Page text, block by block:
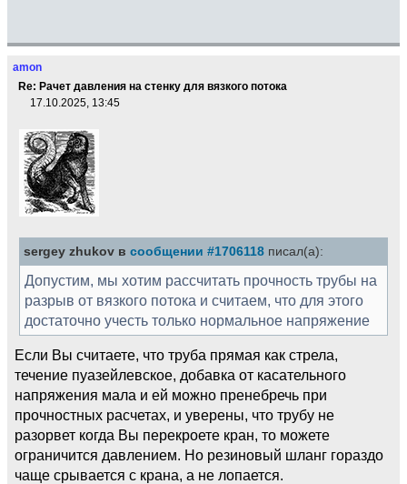
amon
Re: Рачет давления на стенку для вязкого потока
17.10.2025, 13:45
sergey zhukov в сообщении #1706118 писал(а):
Допустим, мы хотим рассчитать прочность трубы на
разрыв от вязкого потока и считаем, что для этого
достаточно учесть только нормальное напряжение
Если Вы считаете, что труба прямая как стрела,
течение пуазейлевское, добавка от касательного
напряжения мала и ей можно пренебречь при
прочностных расчетах, и уверены, что трубу не
разорвет когда Вы перекроете кран, то можете
ограничится давлением. Но резиновый шланг гораздо
чаще срывается с крана, а не лопается.